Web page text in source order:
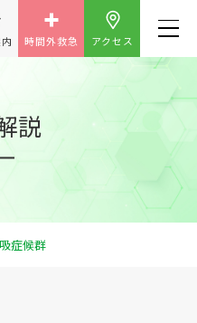
時間外救急 アクセス
説
症候群